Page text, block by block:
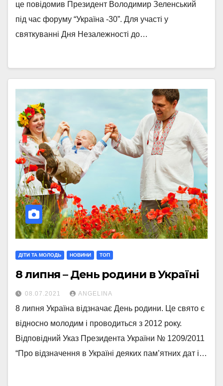
це повідомив Президент Володимир Зеленський
під час форуму “Україна -30”. Для участі у
святкуванні Дня Незалежності до…
ДІТИ ТА МОЛОДЬ НОВИНИ ТОП
8 липня – День родини в Україні
08.07.2021 ANGELINA
8 липня Україна відзначає День родини. Це свято є
відносно молодим і проводиться з 2012 року.
Відповідний Указ Президента України № 1209/2011
“Про відзначення в Україні деяких пам’ятних дат і…